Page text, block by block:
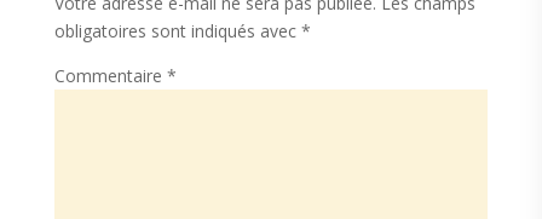
obligatoires sont indiqués avec *
Commentaire *